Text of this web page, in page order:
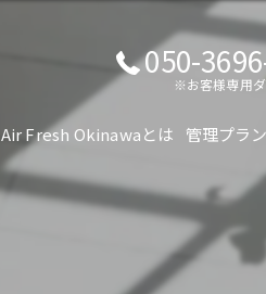
050-
※お客様専用
Air Fresh Okinawaとは 管理プラン